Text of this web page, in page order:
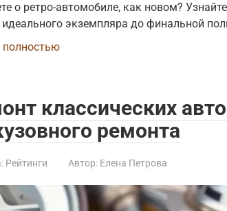
о ретро-автомобиле, как новом?
идеального экземпляра до финальной
полностью
классических
ремонта
Рейтинги Автор: Елена Петрова